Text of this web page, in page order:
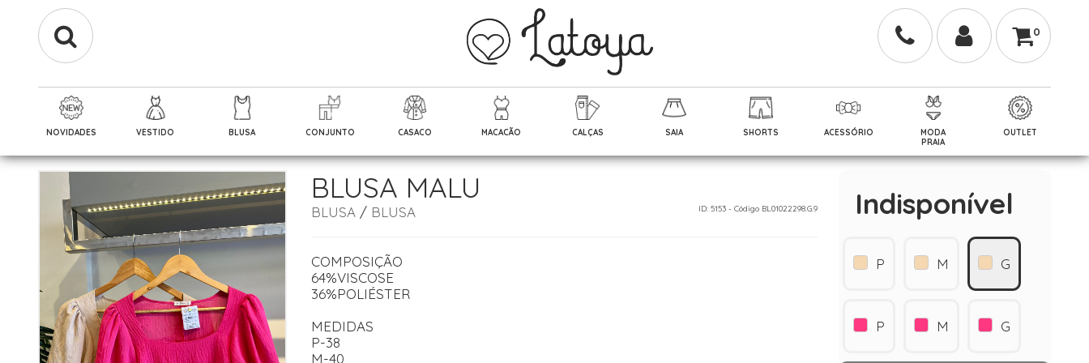
0
NOVIDADES VESTIDO BLUSA CONJUNTO CASACO MACACÃO CALÇAS SAIA SHORTS ACESSÓRIO
MODA
PRAIA
OUTLET
BLUSA MALU
BLUSA / BLUSA ID: 5153 - Código BL01022298.G.9
COMPOSIÇÃO
64%VISCOSE
36%POLIÉSTER
MEDIDAS
P-38
M-40
Indisponível
P M G
P M G